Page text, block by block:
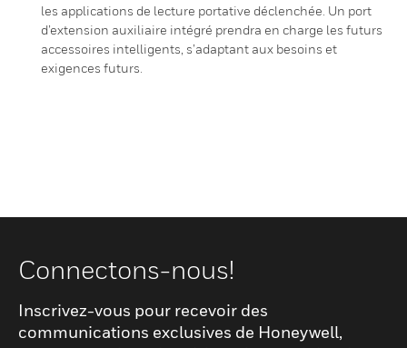
les applications de lecture portative déclenchée. Un port
d’extension auxiliaire intégré prendra en charge les futurs
accessoires intelligents, s’adaptant aux besoins et
exigences futurs.
Connectons-nous!
Inscrivez-vous pour recevoir des
communications exclusives de Honeywell,